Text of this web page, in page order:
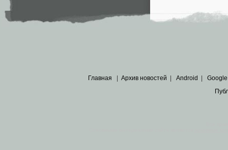
Главная Архив новостей Android Google